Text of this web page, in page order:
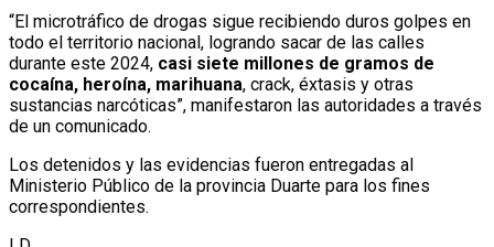
“El microtráfico de drogas sigue recibiendo duros golpes en
todo el territorio nacional, logrando sacar de las calles
durante este 2024, casi siete millones de gramos de
cocaína, heroína, marihuana, crack, éxtasis y otras
sustancias narcóticas”, manifestaron las autoridades a través
de un comunicado.
Los detenidos y las evidencias fueron entregadas al
Ministerio Público de la provincia Duarte para los fines
correspondientes.